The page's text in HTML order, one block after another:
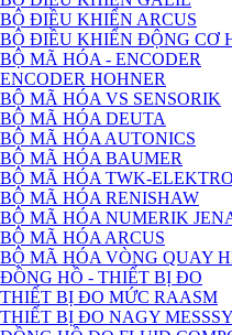
BỘ ĐIỀU KHIỂN ARCUS
BỘ ĐIỀU KHIỂN ĐỘNG CƠ
BỘ MÃ HÓA - ENCODER
ENCODER HOHNER
BỘ MÃ HÓA VS SENSORIK
BỘ MÃ HÓA DEUTA
BỘ MÃ HÓA AUTONICS
BỘ MÃ HÓA BAUMER
BỘ MÃ HÓA TWK-
BỘ MÃ HÓA RENISHAW
BỘ MÃ HÓA NUMERIK
BỘ MÃ HÓA ARCUS
BỘ MÃ HÓA VÒNG QUAY
ĐỒNG HỒ - THIẾT BỊ ĐO
THIẾT BỊ ĐO MỨC RAASM
THIẾT BỊ ĐO NAGY